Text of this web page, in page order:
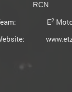
RCN
E2